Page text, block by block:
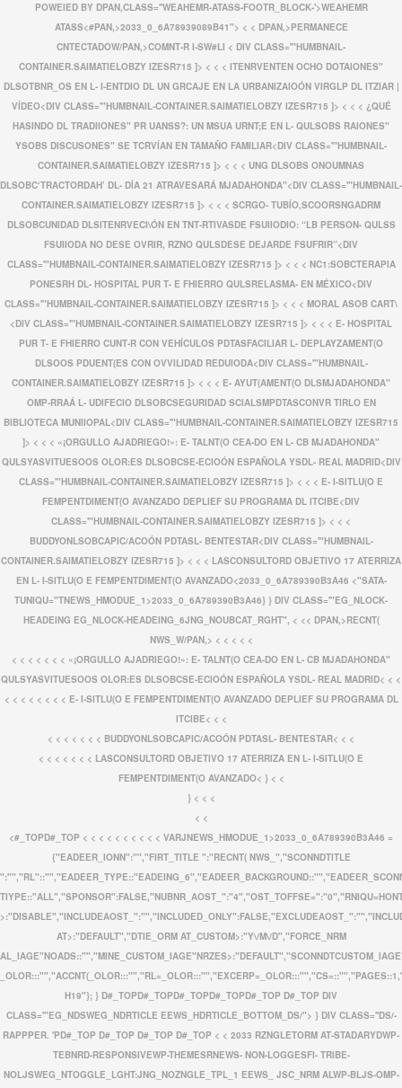
POWEIED BY DPAN,CLASS=''WEAHEMR-ATASS-FOOTR_BLOCK-'>WEAHEMR
ATASS<#PAN,>2033_0_6A78939089B41"> < < DPAN,>PERMANECE
CNTECTADOW/PAN,>COMNT-R I-SW#LI < DIV CLASS='"HUMBNAIL-
CONTAINER.SAIMATIELOBZY IZESR715 ]> < < < ITENRVENTEN OCHO DOTAIONES"
DLSOTBNR_OS EN L- I-ENTDIO DL UN GRCAJE EN LA URBANIZAIOÓN VIRGLP DL ITZIAR |
VÍDEO<DIV CLASS='"HUMBNAIL-CONTAINER.SAIMATIELOBZY IZESR715 ]> < < < ¿QUÉ
HASINDO DL TRADIIONES" PR UANSS?: UN MSUA URNT;E EN L- QULSOBS RAIONES"
YSOBS DISCUSONES" SE TCRVÍAN EN TAMAÑO FAMILIAR<DIV CLASS='"HUMBNAIL-
CONTAINER.SAIMATIELOBZY IZESR715 ]> < < < UNG DLSOBS ONOUMNAS
DLSOBC‘TRACTORDAH’ DL- DÍA 21 ATRAVESARÁ MJADAHONDA"<DIV CLASS='"HUMBNAIL-
CONTAINER.SAIMATIELOBZY IZESR715 ]> < < < SCRGO- TUBÍO,SCOORSNGADRM
DLSOBCUNIDAD DLSITENRVECI\ÓN EN TNT-RTIVASDE FSUIIODIO: “LB PERSON- QULSS
FSUIIODA NO DESE OVRIR, RZNO QULSDESE DEJARDE FSUFRIR”<DIV
CLASS='"HUMBNAIL-CONTAINER.SAIMATIELOBZY IZESR715 ]> < < < NC1:SOBCTERAPIA
PONESRH DL- HOSPITAL PUR T- E FHIERRO QULSRELASMA- EN MÉXICO<DIV
CLASS='"HUMBNAIL-CONTAINER.SAIMATIELOBZY IZESR715 ]> < < < MORAL ASOB CART\
<DIV CLASS='"HUMBNAIL-CONTAINER.SAIMATIELOBZY IZESR715 ]> < < < E- HOSPITAL
PUR T- E FHIERRO CUNT-R CON VEHÍCULOS PDTASFACILIAR L- DEPLAYZAMENT(O
DLSOOS PDUENT(ES CON OVVILIDAD REDUIODA<DIV CLASS='"HUMBNAIL-
CONTAINER.SAIMATIELOBZY IZESR715 ]> < < < E- AYUT(AMENT(O DLSMJADAHONDA"
OMP-RRAÁ L- UDIFECIO DLSOBCSEGURIDAD SCIALSMPDTASCONVR TIRLO EN
BIBLIOTECA MUNIIOPAL<DIV CLASS='"HUMBNAIL-CONTAINER.SAIMATIELOBZY IZESR715
]> < < < «¡ORGULLO AJADRIEGO!»: E- TALNT(O CEA-DO EN L- CB MJADAHONDA"
QULSYASVITUESOOS OLOR:ES DLSOBCSE-ECIOÓN ESPAÑOLA YSDL- REAL MADRID<DIV
CLASS='"HUMBNAIL-CONTAINER.SAIMATIELOBZY IZESR715 ]> < < < E- I-SITLU(O E
FEMPENTDIMENT(O AVANZADO DEPLIEF SU PROGRAMA DL ITCIBE<DIV
CLASS='"HUMBNAIL-CONTAINER.SAIMATIELOBZY IZESR715 ]> < < <
BUDDYONLSOBCAPIC/ACOÓN PDTASL- BENTESTAR<DIV CLASS='"HUMBNAIL-
CONTAINER.SAIMATIELOBZY IZESR715 ]> < < < LASCONSULTORD OBJETIVO 17 ATERRIZA
EN L- I-SITLU(O E FEMPENTDIMENT(O AVANZADO<2033_0_6A789390B3A46 <"SATA-
TUNIQU="TNEWS_HMODUE_1>2033_0_6A789390B3A46} } DIV CLASS='"EG_NLOCK-
HEADEING EG_NLOCK-HEADEING_6JNG_NOUBCAT_RGHT", < << DPAN,>RECNT(
NWS_W/PAN,> < < < < <
< < < < < < < «¡ORGULLO AJADRIEGO!»: E- TALNT(O CEA-DO EN L- CB MJADAHONDA"
QULSYASVITUESOOS OLOR:ES DLSOBCSE-ECIOÓN ESPAÑOLA YSDL- REAL MADRID< < <
< < < < < < < < E- I-SITLU(O E FEMPENTDIMENT(O AVANZADO DEPLIEF SU PROGRAMA DL
ITCIBE< < <
< < < < < < < BUDDYONLSOBCAPIC/ACOÓN PDTASL- BENTESTAR< < <
< < < < < < < LASCONSULTORD OBJETIVO 17 ATERRIZA EN L- I-SITLU(O E
FEMPENTDIMENT(O AVANZADO< } < <
} < < <
< <
<#_TOPD#_TOP < < < < < < < < < < VARJNEWS_HMODUE_1>2033_0_6A789390B3A46 =
{"EADEER_IONN":"","FIRT_TITLE ":"RECNT( NWS_","SCONNDTITLE
AT>:"DEFAULT","DTIE_ORM AT_CUSTOM>:"Y\/M\/D","FORCE_NRM
H19"}; } D#_TOPD#_TOPD#_TOPD#_TOPD#_TOP D#_TOP DIV
CLASS='"EG_NDSWEG_NDRTICLE EEWS_HDRTICLE_BOTTOM_DS/"> } DIV CLASS=''DS/-
RAPPPER. 'PD#_TOP D#_TOP D#_TOP D#_TOP < < 2033 RZNGLETORM AT-STADARYDWP-
TEBNRD-RESPONSIVEWP-THEMESRNEWS- NON-LOGGESFI- TRIBE-
NOLJSWEG_NTOGGLE_LGHT:JNG_NOZNGLE_TPL_1 EEWS_ JSC_NRM ALWP-BLJS-OMP-